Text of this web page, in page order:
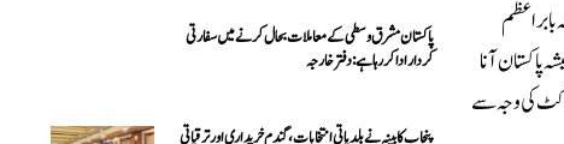
اعظم
پاکستان آنا
کرکٹرز کو پاکستان پسند ہے، کرکٹ کے لیے ایک دو دوروں کے لیے پرامید ہوں۔ان کا مزید کہنا تھا کہ ماڈرن ڈے کرکٹ اور ٹی 20کرکٹ کی وجہ سے
پاکستان مشرق وسطی کے معاملات بحال کرنے میں سفارتی
کردار ادا کررہا ہے: دفتر خارجہ
پنجاب کابینہ نے بلدیاتی انتخابات، گندم خریداری اور ترقیاتی